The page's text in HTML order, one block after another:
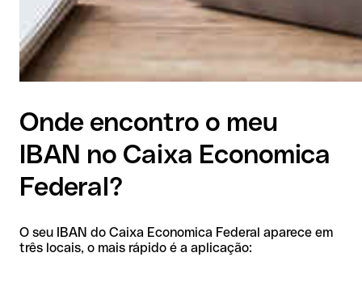
Onde encontro o meu
IBAN no Caixa Economica
Federal?
O seu IBAN do Caixa Economica Federal aparece em
três locais, o mais rápido é a aplicação: